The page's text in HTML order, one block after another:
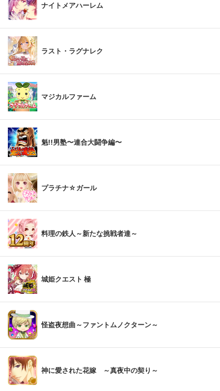
ナイトメアハーレム
ラスト・ラグナレク
マジカルファーム
魁!!男塾〜連合大闘争編〜
プラチナ☆ガール
料理の鉄人～新たな挑戦者達～
城姫クエスト 極
怪盗夜想曲～ファントムノクターン～
神に愛された花嫁 ～真夜中の契り～